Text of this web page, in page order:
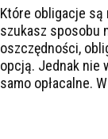
Które obligacje są
szukasz sposobu
oszczędności,
opcją. Jednak nie
samo opłacalne.